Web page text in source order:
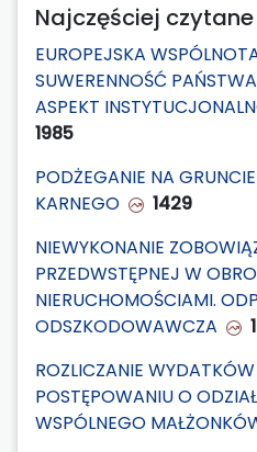
Najczęściej czytane
EUROPEJSKA
SUWERENNOŚĆ
ASPEKT
1985
PODŻEGANIE NA
KARNEGO
1429
NIEWYKONANIE
PRZEDWSTĘPNEJ W
NIERUCHOMOŚCIAMI.
ODSZKODOWAWCZA
ROZLICZANIE
POSTĘPOWANIU O
WSPÓLNEGO